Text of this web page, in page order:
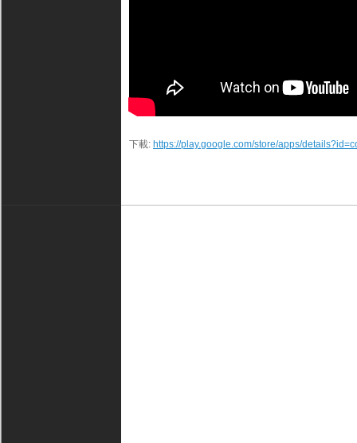
下載: https://play.google.com/store/apps/